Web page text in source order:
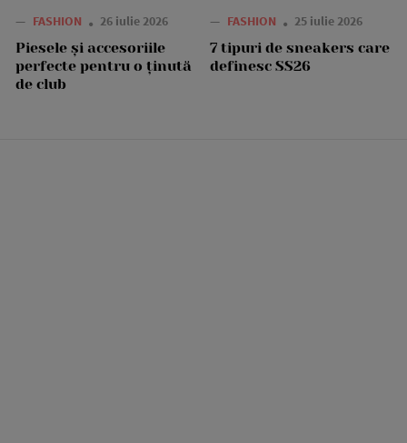
— FASHION 26 iulie 2026
Piesele și accesoriile
perfecte pentru o ținută
de club
— FASHION 25 iulie 2026
7 tipuri de sneakers care
definesc SS26